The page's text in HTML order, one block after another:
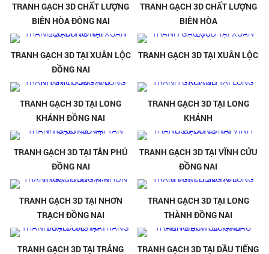
TRANH GẠCH 3D CHẤT LƯỢNG
BIÊN HÒA ĐÔNG NAI
TRANH GẠCH 3D CHẤT LƯỢNG
BIÊN HÒA
TRANH GẠCH 3D TẠI XUÂN LỘC
ĐỒNG NAI
TRANH GẠCH 3D TẠI XUÂN LỘC
TRANH GẠCH 3D TẠI LONG
KHÁNH ĐỒNG NAI
TRANH GẠCH 3D TẠI LONG
KHÁNH
TRANH GẠCH 3D TẠI TÂN PHÚ
ĐỒNG NAI
TRANH GẠCH 3D TẠI VĨNH CỬU
ĐỒNG NAI
TRANH GẠCH 3D TẠI NHƠN
TRẠCH ĐỒNG NAI
TRANH GẠCH 3D TẠI LONG
THÀNH ĐỒNG NAI
TRANH GẠCH 3D TẠI TRẢNG TRANH GẠCH 3D TẠI DẦU TIẾNG